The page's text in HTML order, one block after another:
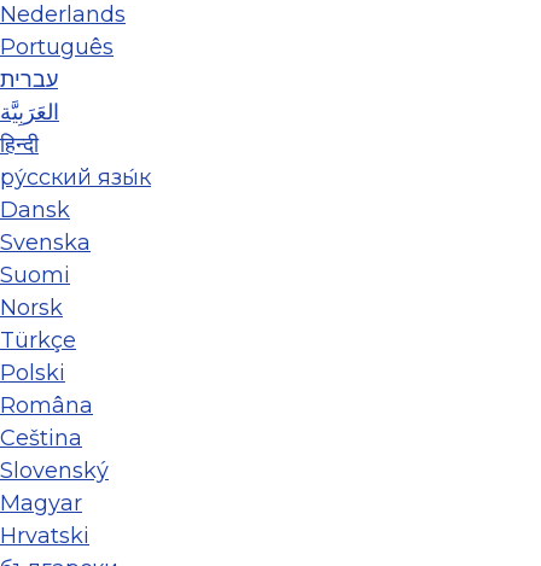
Nederlands
Português
עברית
العَرَبِيَّة
हिन्दी
ру́сский язы́к
Dansk
Svenska
Suomi
Norsk
Türkçe
Polski
Româna
Ceština
Slovenský
Magyar
Hrvatski